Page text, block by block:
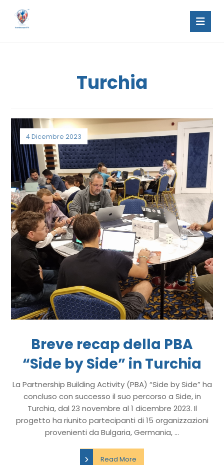
Turchia
Breve recap della PBA
“Side by Side” in Turchia
4 Dicembre 2023
La Partnership Building Activity (PBA) “Side by Side” ha
concluso con successo il suo percorso a Side, in
Turchia, dal 23 novembre al 1 dicembre 2023. Il
progetto ha riunito partecipanti di 15 organizzazioni
provenienti da Bulgaria, Germania, ...
Read More